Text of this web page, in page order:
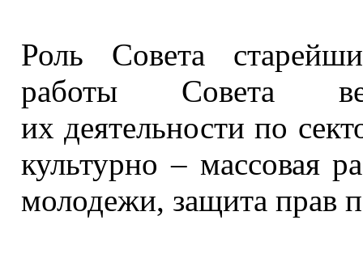
Роль Совета
работы Совета
их деятельности по
культурно – массовая
молодежи, защита прав